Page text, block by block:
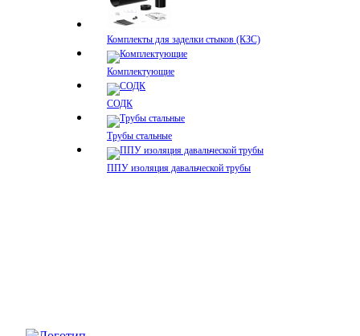
Комплекты для заделки стыков (КЗС)
Комплектующие
СОДК
Трубы стальные
ППУ изоляция давальческой трубы